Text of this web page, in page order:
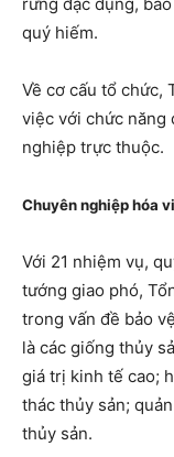
quý hiếm.
Về cơ cấu tổ chức,
việc với chức năng
nghiệp trực thuộc.
Chuyên nghiệp hóa
Với 21 nhiệm vụ,
tướng giao phó,
trong vấn đề bảo
là các giống thủy
giá trị kinh tế cao;
thác thủy sản;
thủy sản.